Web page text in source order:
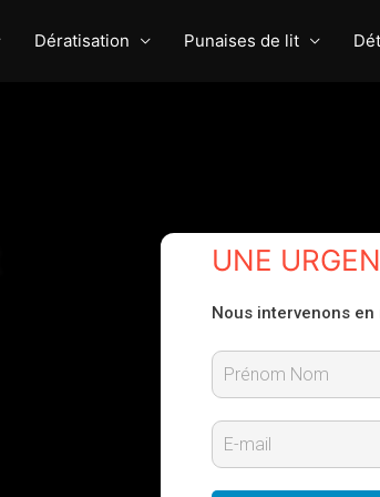
Dératisation Punaises de lit
UNE
Nous intervenons
r
n
E
m